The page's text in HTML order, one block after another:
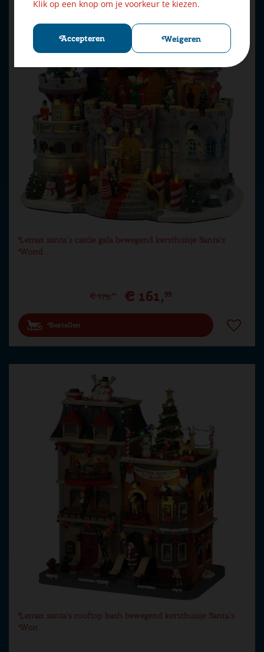
Klik op een knop om je voorkeur te kiezen.
Accepteren Weigeren
Lemax santa‘s castle gala bewegend kersthuisje Santa's
Wond…
€ 179,99 € 161,99
Bestellen
Lemax santa's rooftop bash bewegend kersthuisje Santa's
Won…